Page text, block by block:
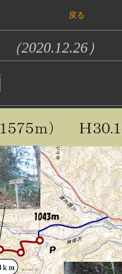
戻る
（2020.12.26）